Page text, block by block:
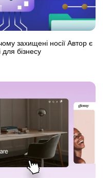
захищені носії Автор є
для бізнесу